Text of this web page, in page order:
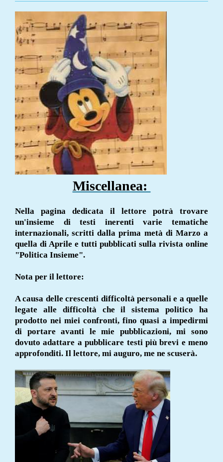
Miscellanea:
Nella pagina dedicata il lettore potrà trovare
un'insieme di testi inerenti varie tematiche
internazionali, scritti dalla prima metà di Marzo a
quella di Aprile e tutti pubblicati sulla rivista online
"Politica Insieme".
Nota per il lettore:
A causa delle crescenti difficoltà personali e a quelle
legate alle difficoltà che il sistema politico ha
prodotto nei miei confronti, fino quasi a impedirmi
di portare avanti le mie pubblicazioni, mi sono
dovuto adattare a pubblicare testi più brevi e meno
approfonditi. Il lettore, mi auguro, me ne scuserà.